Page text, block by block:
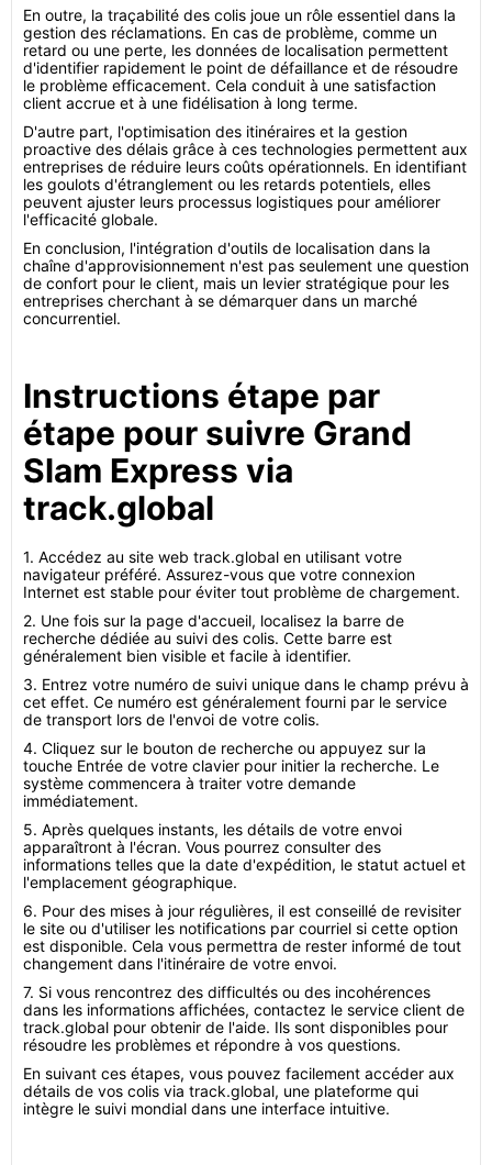
En outre, la traçabilité des colis joue un rôle essentiel dans la
gestion des réclamations. En cas de problème, comme un
retard ou une perte, les données de localisation permettent
d'identifier rapidement le point de défaillance et de résoudre
le problème efficacement. Cela conduit à une satisfaction
client accrue et à une fidélisation à long terme.
D'autre part, l'optimisation des itinéraires et la gestion
proactive des délais grâce à ces technologies permettent aux
entreprises de réduire leurs coûts opérationnels. En identifiant
les goulots d'étranglement ou les retards potentiels, elles
peuvent ajuster leurs processus logistiques pour améliorer
l'efficacité globale.
En conclusion, l'intégration d'outils de localisation dans la
chaîne d'approvisionnement n'est pas seulement une question
de confort pour le client, mais un levier stratégique pour les
entreprises cherchant à se démarquer dans un marché
concurrentiel.
Instructions étape par
étape pour suivre Grand
Slam Express via
track.global
1. Accédez au site web track.global en utilisant votre
navigateur préféré. Assurez-vous que votre connexion
Internet est stable pour éviter tout problème de chargement.
2. Une fois sur la page d'accueil, localisez la barre de
recherche dédiée au suivi des colis. Cette barre est
généralement bien visible et facile à identifier.
3. Entrez votre numéro de suivi unique dans le champ prévu à
cet effet. Ce numéro est généralement fourni par le service
de transport lors de l'envoi de votre colis.
4. Cliquez sur le bouton de recherche ou appuyez sur la
touche Entrée de votre clavier pour initier la recherche. Le
système commencera à traiter votre demande
immédiatement.
5. Après quelques instants, les détails de votre envoi
apparaîtront à l'écran. Vous pourrez consulter des
informations telles que la date d'expédition, le statut actuel et
l'emplacement géographique.
6. Pour des mises à jour régulières, il est conseillé de revisiter
le site ou d'utiliser les notifications par courriel si cette option
est disponible. Cela vous permettra de rester informé de tout
changement dans l'itinéraire de votre envoi.
7. Si vous rencontrez des difficultés ou des incohérences
dans les informations affichées, contactez le service client de
track.global pour obtenir de l'aide. Ils sont disponibles pour
résoudre les problèmes et répondre à vos questions.
En suivant ces étapes, vous pouvez facilement accéder aux
détails de vos colis via track.global, une plateforme qui
intègre le suivi mondial dans une interface intuitive.